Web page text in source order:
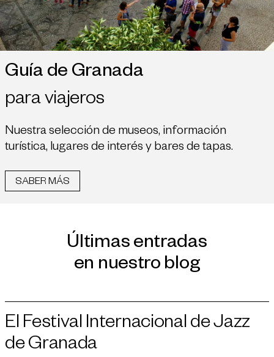
Guía de Granada
para viajeros
Nuestra selección de museos, información
turística, lugares de interés y bares de tapas.
SABER MÁS
Últimas entradas
en nuestro blog
El Festival Internacional de Jazz
de Granada